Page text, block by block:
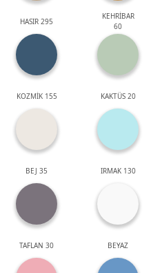
HASIR 295
KEHRİBAR
60
KOZMİK 155 KAKTÜS 20
BEJ 35 IRMAK 130
TAFLAN 30 BEYAZ